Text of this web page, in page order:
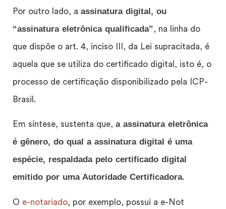
Por outro lado, a assinatura digital, ou
“assinatura eletrônica qualificada”, na linha do
que dispõe o art. 4, inciso III, da Lei supracitada, é
aquela que se utiliza do certificado digital, isto é, o
processo de certificação disponibilizado pela ICP-
Brasil.
Em síntese, sustenta que, a assinatura eletrônica
é gênero, do qual a assinatura digital é uma
espécie, respaldada pelo certificado digital
emitido por uma Autoridade Certificadora.
O e-notariado, por exemplo, possui a e-Not